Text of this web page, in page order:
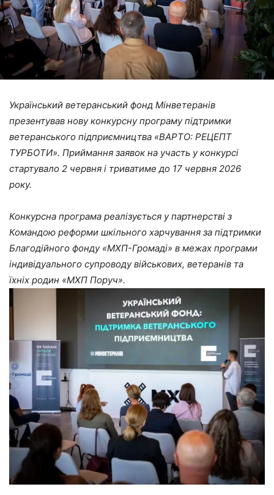
Український ветеранський фонд Мінветеранів
презентував нову конкурсну програму підтримки
ветеранського підприємництва «ВАРТО: РЕЦЕПТ
ТУРБОТИ». Приймання заявок на участь у конкурсі
стартувало 2 червня і триватиме до 17 червня 2026
року.
Конкурсна програма реалізується у партнерстві з
Командою реформи шкільного харчування за підтримки
Благодійного фонду «МХП-Громаді» в межах програми
індивідуального супроводу військових, ветеранів та
їхніх родин «МХП Поруч».